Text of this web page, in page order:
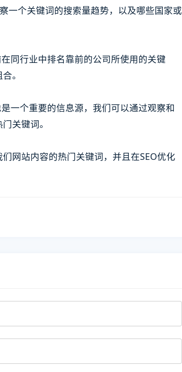
一个关键词的搜索量趋势，以及哪些国家或
同行业中排名靠前的公司所使用的关键
。
一个重要的信息源，我们可以通过观察和
关键词。
网站内容的热门关键词，并且在SEO优化